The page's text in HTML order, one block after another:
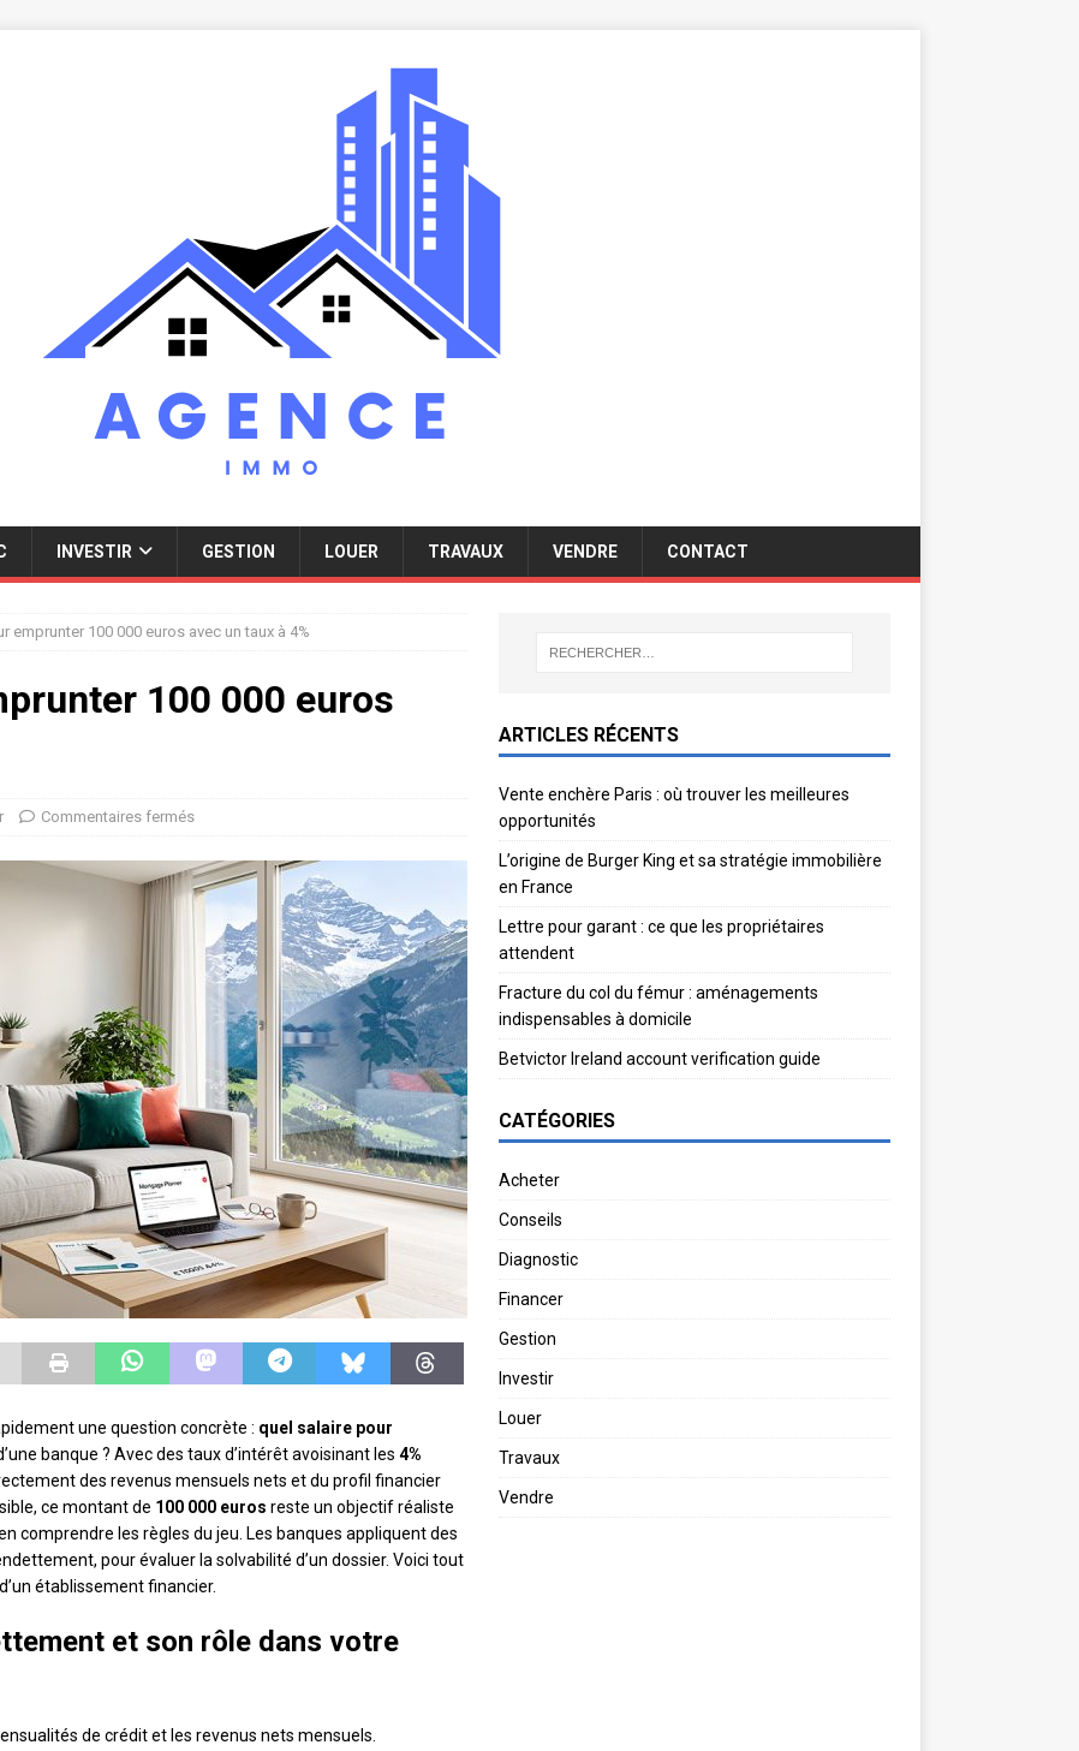
INVESTIR GESTION LOUER TRAVAUX VENDRE CONTACT
emprunter 100 000 euros avec un taux à 4%
100 000 euros
Commentaires fermés
une question concrète : quel salaire pour
banque ? Avec des taux d’intérêt avoisinant les 4%
des revenus mensuels nets et du profil financier
ce montant de 100 000 euros reste un objectif réaliste
comprendre les règles du jeu. Les banques appliquent des
pour évaluer la solvabilité d’un dossier. Voici tout
établissement financier.
et son rôle dans votre
de crédit et les revenus nets mensuels.
ARTICLES RÉCENTS
Vente enchère Paris : où trouver les meilleures
opportunités
L’origine de Burger King et sa stratégie immobilière
en France
Lettre pour garant : ce que les propriétaires
attendent
Fracture du col du fémur : aménagements
indispensables à domicile
Betvictor Ireland account verification guide
CATÉGORIES
Acheter
Conseils
Diagnostic
Financer
Gestion
Investir
Louer
Travaux
Vendre